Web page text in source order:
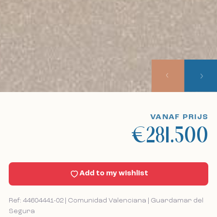
Onze aanbiedingen
Over ons
Onze aanpak
Sell With Us
Nieuws
Contact
Ref: 44604441-02 | Comunidad Valenciana | Guardamar del
Segura
VANAF PRIJS
€281.500
Add to my wishlist